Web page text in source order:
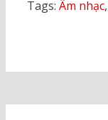
Tags: Âm nhạc,